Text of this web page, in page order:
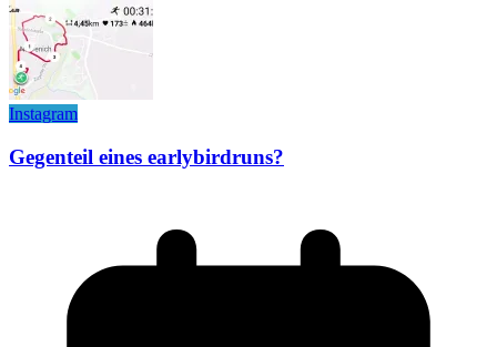
Instagram
Gegenteil eines earlybirdruns?